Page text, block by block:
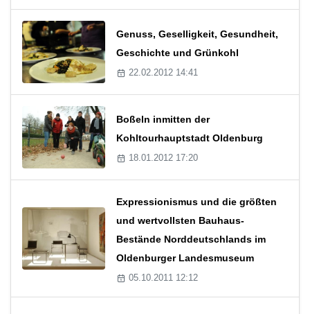
Genuss, Geselligkeit, Gesundheit,
Geschichte und Grünkohl
22.02.2012 14:41
Boßeln inmitten der
Kohltourhauptstadt Oldenburg
18.01.2012 17:20
Expressionismus und die größten
und wertvollsten Bauhaus-
Bestände Norddeutschlands im
Oldenburger Landesmuseum
05.10.2011 12:12